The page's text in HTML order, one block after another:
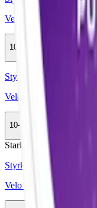
Velo Ruby Berry
10-pack
354,90 kr
Köp
Styrka Normal · Slim
Velo Dark Blackcurrant 3
10-pack
359,90 kr
Köp
Stark
Styrka Stark · Slim
Velo Purple Grape Strong